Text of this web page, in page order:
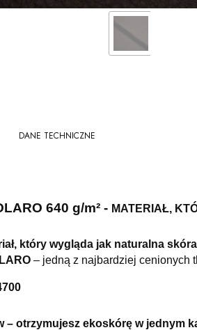
DANE TECHNICZNE
640 g/m² - MATERIAŁ,
który wygląda jak naturalna
– jedną z najbardziej cenionych
– otrzymujesz ekoskórę w jednym